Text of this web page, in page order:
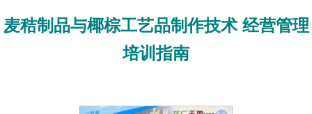
麦秸制品与椰棕工艺品制作技术 经营管理
培训指南